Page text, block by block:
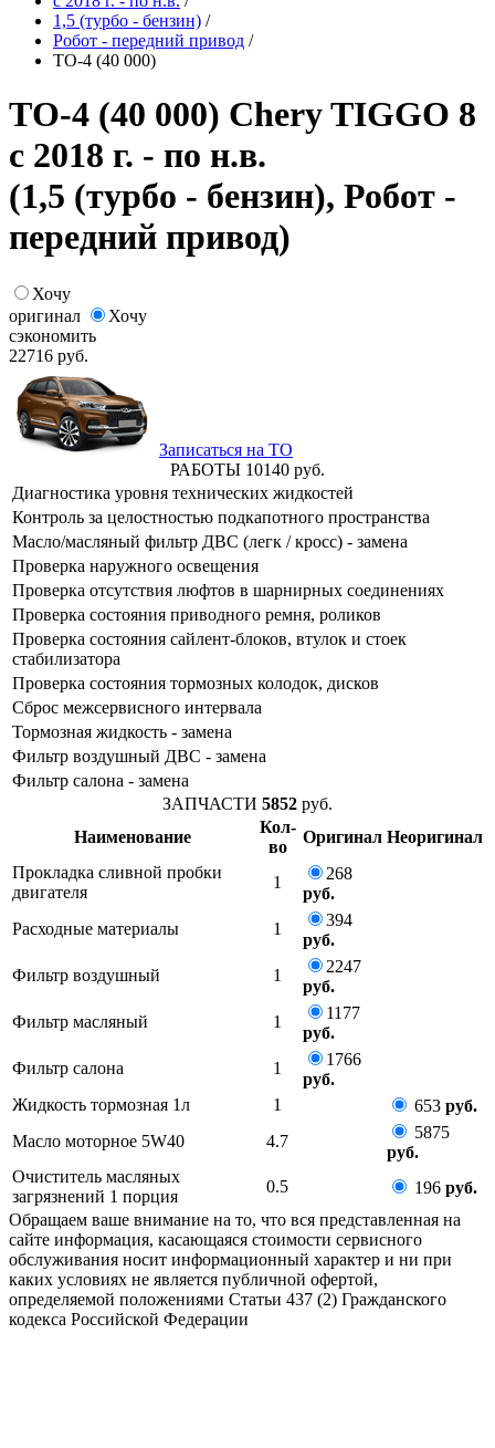
1,5 (турбо - бензин) /
Робот - передний привод /
ТО-4 (40 000)
ТО-4 (40 000) Chery TIGGO 8
с 2018 г. - по н.в.
(1,5 (турбо - бензин), Робот -
передний привод)
Хочу
оригинал
Хочу
сэкономить
22716 руб.
Записаться на ТО
РАБОТЫ 10140 руб.
Диагностика уровня технических жидкостей
Контроль за целостностью подкапотного пространства
Масло/масляный фильтр ДВС (легк / кросс) - замена
Проверка наружного освещения
Проверка отсутствия люфтов в шарнирных соединениях
Проверка состояния приводного ремня, роликов
Проверка состояния сайлент-блоков, втулок и стоек
стабилизатора
Проверка состояния тормозных колодок, дисков
Сброс межсервисного интервала
Тормозная жидкость - замена
Фильтр воздушный ДВС - замена
Фильтр салона - замена
ЗАПЧАСТИ 5852 руб.
Наименование
Кол-
во
Оригинал Неоригинал
Прокладка сливной пробки
двигателя
1
268
руб.
Расходные материалы
1
394
руб.
Фильтр воздушный
1
2247
руб.
Фильтр масляный
1
1177
руб.
Фильтр салона
1
1766
руб.
Жидкость тормозная 1л
1 653 руб.
Масло моторное 5W40
4.7
5875
руб.
Очиститель масляных
загрязнений 1 порция
0.5 196 руб.
Обращаем ваше внимание на то, что вся представленная на
сайте информация, касающаяся стоимости сервисного
обслуживания носит информационный характер и ни при
каких условиях не является публичной офертой,
определяемой положениями Статьи 437 (2) Гражданского
кодекса Российской Федерации